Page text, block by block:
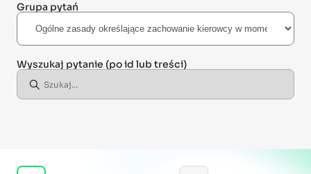
Grupa pytań
Wyszukaj pytanie (po id lub treści)